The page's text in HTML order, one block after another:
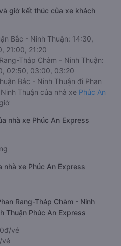
giờ kết thúc của xe khách
Bắc - Ninh Thuận: 14:30,
21:00, 21:20
Tháp Chàm - Ninh Thuận:
02:50, 03:00, 03:20
Bắc - Ninh Thuận đi Phan
Thuận của nhà xe Phúc An
nhà xe Phúc An Express
nhà xe Phúc An Express
Rang-Tháp Chàm - Ninh
Thuận Phúc An Express
vé
vé